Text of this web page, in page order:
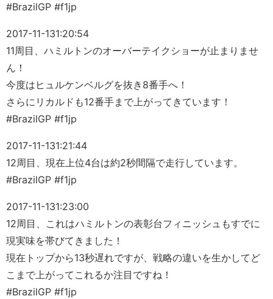
#BrazilGP #f1jp
2017-11-131:20:54
11周目、ハミルトンのオーバーテイクショーが止まりませ
ん！
今度はヒュルケンベルグを抜き8番手へ！
さらにリカルドも12番手まで上がってきています！
#BrazilGP #f1jp
2017-11-131:21:44
12周目、現在上位4台は約2秒間隔で走行しています。
#BrazilGP #f1jp
2017-11-131:23:00
12周目、これはハミルトンの表彰台フィニッシュもすでに
現実味を帯びてきました！
現在トップから13秒遅れですが、戦略の違いを生かしてど
こまで上がってこれるか注目ですね！
#BrazilGP #f1jp